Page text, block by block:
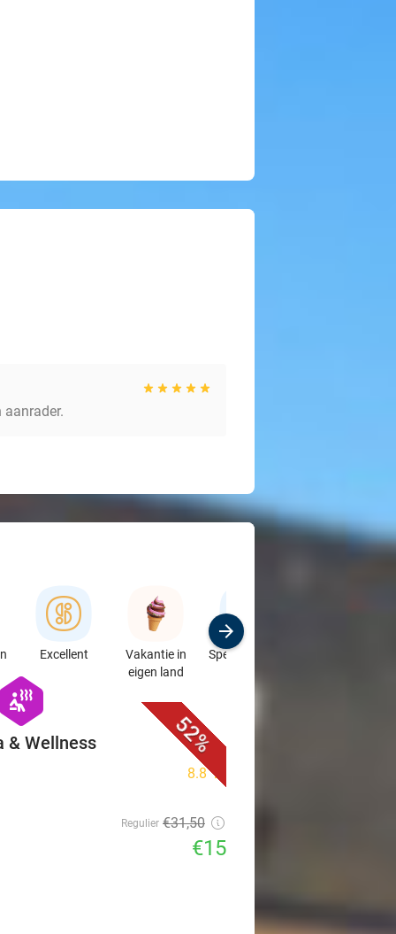
Excellent
Vakantie in
eigen land
Speciaalzaken
52%
hexagon
wellness
& Wellness
8.8star
Regulier €31,50
€15